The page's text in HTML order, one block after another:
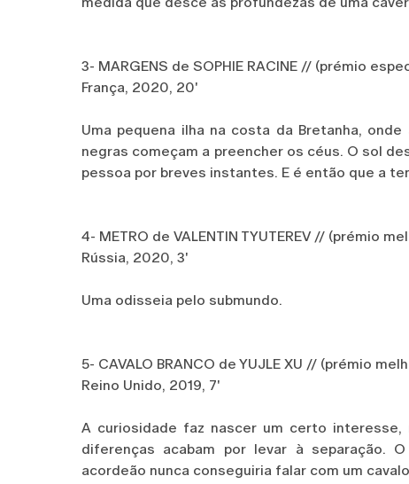
3- MARGENS de SOPHIE RACINE // (prémio
França, 2020, 20'
Uma pequena ilha na costa da Bretanha,
negras começam a preencher os céus. O sol
pessoa por breves instantes. E é então que a
4- METRO de VALENTIN TYUTEREV // (prémio
Rússia, 2020, 3'
Uma odisseia pelo submundo.
5- CAVALO BRANCO de YUJLE XU // (prémio
Reino Unido, 2019, 7'
A curiosidade faz nascer um certo
diferenças acabam por levar à separação.
acordeão nunca conseguiria falar com um